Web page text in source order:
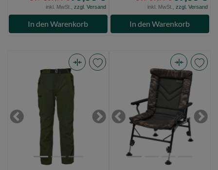
inkl. MwSt., zzgl. Versand
In den Warenkorb
inkl. MwSt., zzgl. Versand
In den Warenkorb
Trousers
ArmyPrevious Next
Camo
Chair
W/Armrests
Covers
Previous Next